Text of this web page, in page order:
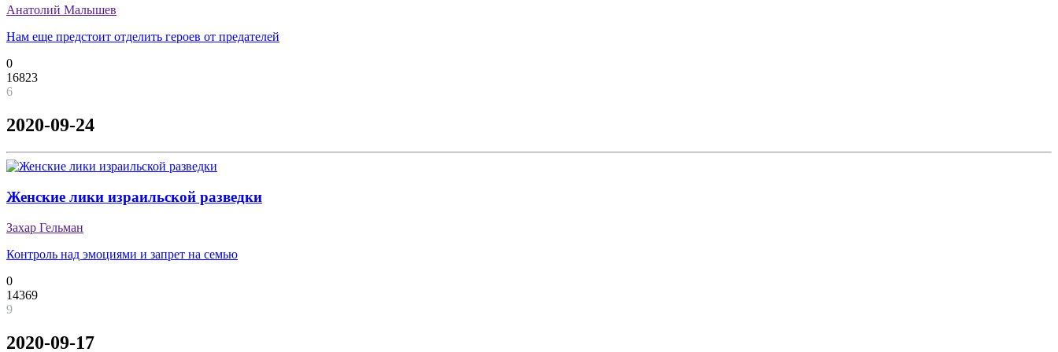
Анатолий Малышев
Нам еще предстоит отделить героев от предателей
0
16823
6
2020-09-24
Женские лики израильской разведки
Захар Гельман
Контроль над эмоциями и запрет на семью
0
14369
9
2020-09-17